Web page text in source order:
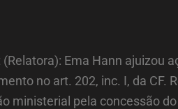
Ema Hann
no art. 202, inc. I, da
ministerial pela concessão